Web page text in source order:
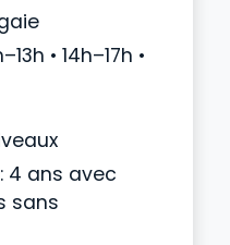
• 14h–17h •
: 4 ans avec
sans